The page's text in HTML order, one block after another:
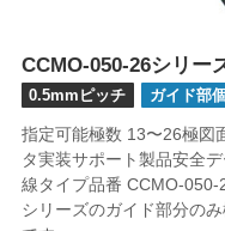
CCMO-050-26シリー
0.5mmピッチ ガイド部
指定可能極数 13〜26極図
タ実装サポート製品安全
線タイプ品番 CCMO-
シリーズのガイド部分の